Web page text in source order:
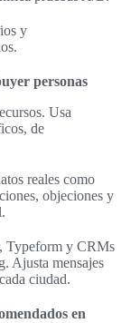
y
personas
Usa
de
reales como
objeciones y
Typeform y CRMs
Ajusta mensajes
ciudad.
en